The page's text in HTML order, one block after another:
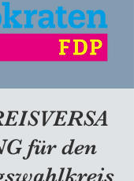
für den